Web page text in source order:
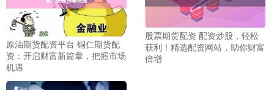
原油期货配资平台 铜仁期货配
资：开启财富新篇章，把握市场
机遇
股票期货配资 配资炒股，轻松
获利！精选配资网站，助你财富
倍增